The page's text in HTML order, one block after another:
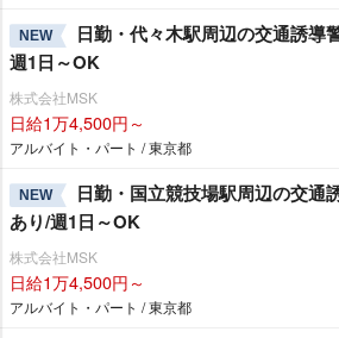
NEW
日勤・代々木駅周辺の交通誘導
週1日～OK
株式会社MSK
日給1万4,500円～
アルバイト・パート / 東京都
NEW
日勤・国立競技場駅周辺の交通
あり/週1日～OK
株式会社MSK
日給1万4,500円～
アルバイト・パート / 東京都